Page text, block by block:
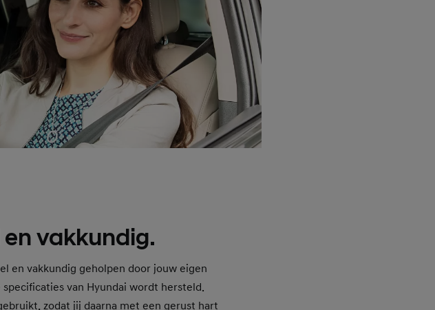
vakkundig.
en vakkundig geholpen door jouw eigen
van Hyundai wordt hersteld.
zodat jij daarna met een gerust hart